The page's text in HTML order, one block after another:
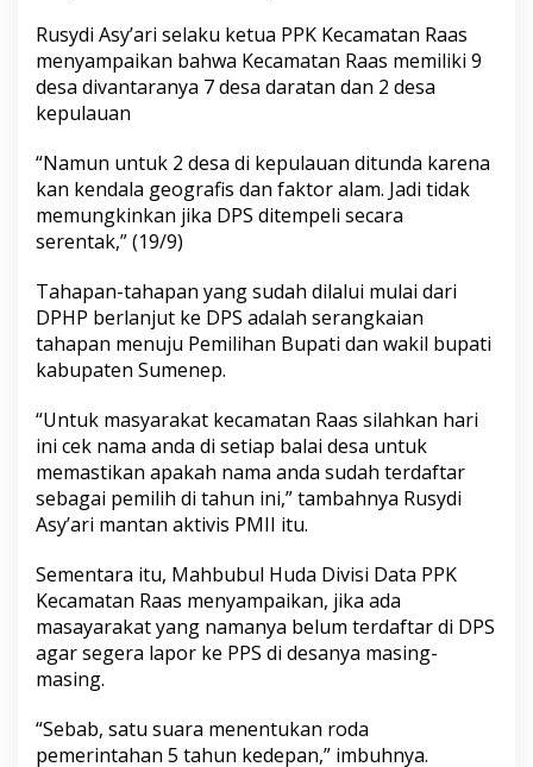
f
t
a
r
m
i
l
i
h
e
m
e
n
t
r
a
Rusydi Asy’ari selaku ketua PPK Kecamatan Raas
menyampaikan bahwa Kecamatan Raas memiliki 9
desa divantaranya 7 desa daratan dan 2 desa
kepulauan
“Namun untuk 2 desa di kepulauan ditunda karena
kan kendala geografis dan faktor alam. Jadi tidak
memungkinkan jika DPS ditempeli secara
serentak,” (19/9)
Tahapan-tahapan yang sudah dilalui mulai dari
DPHP berlanjut ke DPS adalah serangkaian
tahapan menuju Pemilihan Bupati dan wakil bupati
kabupaten Sumenep.
“Untuk masyarakat kecamatan Raas silahkan hari
ini cek nama anda di setiap balai desa untuk
memastikan apakah nama anda sudah terdaftar
sebagai pemilih di tahun ini,” tambahnya Rusydi
Asy’ari mantan aktivis PMII itu.
Sementara itu, Mahbubul Huda Divisi Data PPK
Kecamatan Raas menyampaikan, jika ada
masayarakat yang namanya belum terdaftar di DPS
agar segera lapor ke PPS di desanya masing-
masing.
“Sebab, satu suara menentukan roda
pemerintahan 5 tahun kedepan,” imbuhnya.